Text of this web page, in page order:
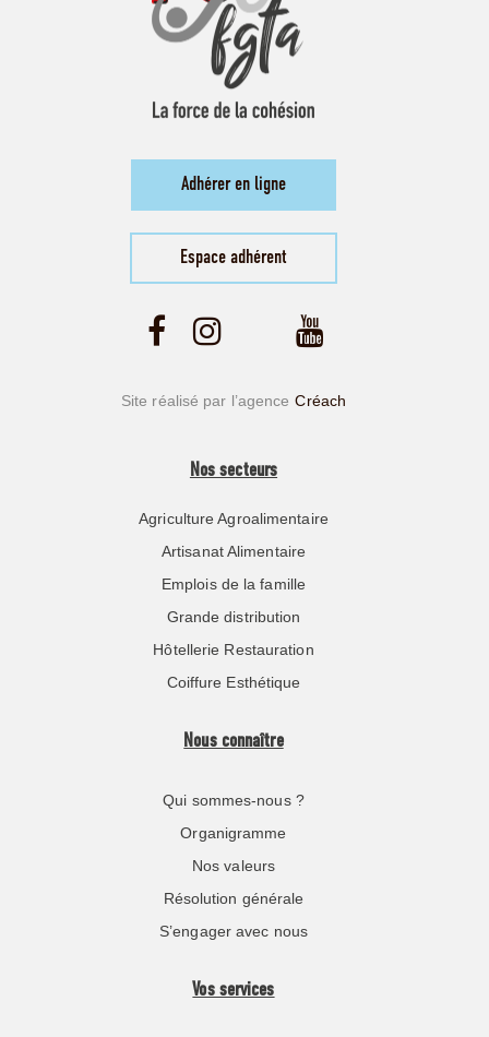
Adhérer en ligne
Espace adhérent
Site réalisé par l’agence Créach
Nos secteurs
Agriculture Agroalimentaire
Artisanat Alimentaire
Emplois de la famille
Grande distribution
Hôtellerie Restauration
Coiffure Esthétique
Nous connaître
Qui sommes-nous ?
Organigramme
Nos valeurs
Résolution générale
S’engager avec nous
Vos services